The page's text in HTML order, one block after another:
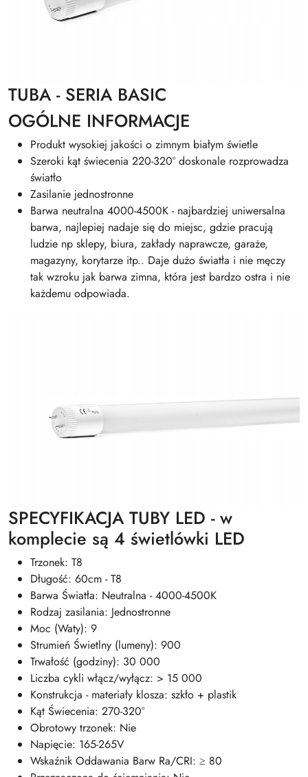
TUBA - SERIA BASIC
OGÓLNE INFORMACJE
Produkt wysokiej jakości o zimnym białym świetle
Szeroki kąt świecenia 220-320° doskonale rozprowadza
światło
Zasilanie jednostronne
Barwa neutralna 4000-4500K - najbardziej uniwersalna
barwa, najlepiej nadaje się do miejsc, gdzie pracują
ludzie np sklepy, biura, zakłady naprawcze, garaże,
magazyny, korytarze itp.. Daje dużo światła i nie męczy
tak wzroku jak barwa zimna, która jest bardzo ostra i nie
każdemu odpowiada.
SPECYFIKACJA TUBY LED - w
komplecie są 4 świetlówki LED
Trzonek: T8
Długość: 60cm - T8
Barwa Światła: Neutralna - 4000-4500K
Rodzaj zasilania: Jednostronne
Moc (Waty): 9
Strumień Świetlny (lumeny): 900
Trwałość (godziny): 30 000
Liczba cykli włącz/wyłącz: > 15 000
Konstrukcja - materiały klosza: szkło + plastik
Kąt Świecenia: 270-320°
Obrotowy trzonek: Nie
Napięcie: 165-265V
Wskaźnik Oddawania Barw Ra/CRI: ≥ 80